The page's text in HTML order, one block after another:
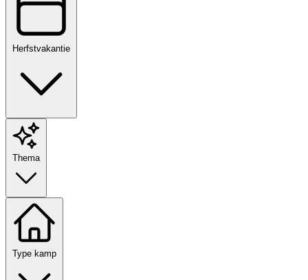
Herfstvakantie
Thema
Type kamp